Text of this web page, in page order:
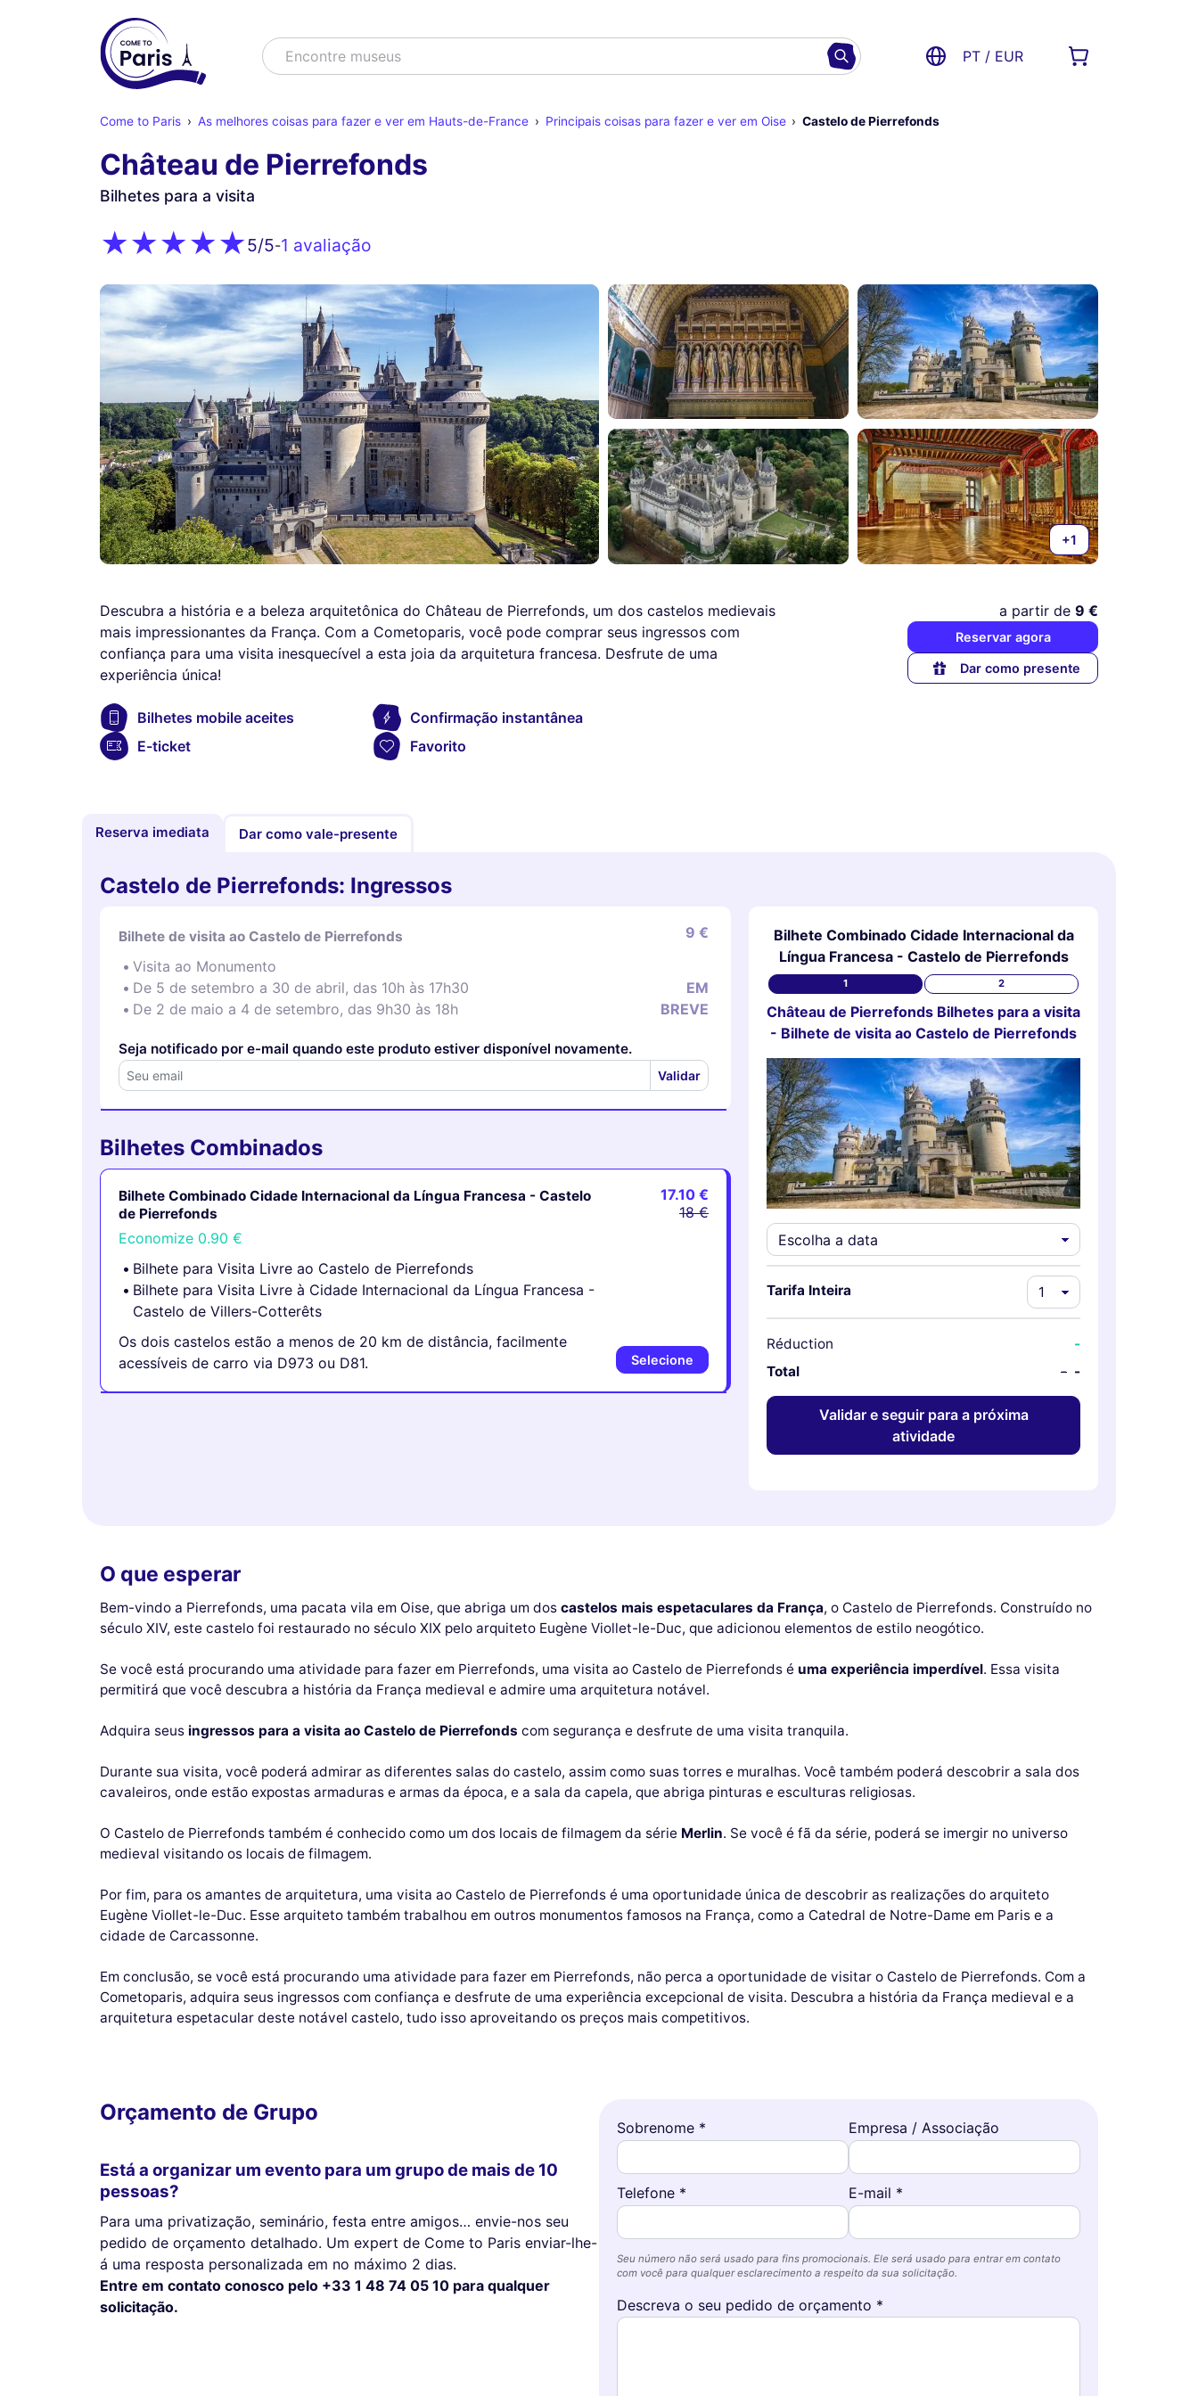
BuscarEncontre mus PT / EUR
Come to Paris As melhores coisas para fazer e ver em Hauts-de-France Principais coisas para fazer e ver em Oise Castelo de Pierrefonds
Château de Pierrefonds
Bilhetes para a visita
5/5-1 avaliação
+1
Descubra a história e a beleza arquitetônica do Château de Pierrefonds, um dos castelos medievais
mais impressionantes da França. Com a Cometoparis, você pode comprar seus ingressos com
confiança para uma visita inesquecível a esta joia da arquitetura francesa. Desfrute de uma
experiência única!
Bilhetes mobile aceites
Confirmação instantânea
E-ticket
Favorito
a partir de 9 €
Reservar agora
Dar como presente
Reserva imediata Dar como vale-presente
Castelo de Pierrefonds: Ingressos
Bilhete de visita ao Castelo de Pierrefonds
Visita ao Monumento
De 5 de setembro a 30 de abril, das 10h às 17h30
De 2 de maio a 4 de setembro, das 9h30 às 18h
9 €
EM
BREVE
Seja notificado por e-mail quando este produto estiver disponível novamente.
Validar
Bilhetes Combinados
Bilhete Combinado Cidade Internacional da Língua Francesa - Castelo
de Pierrefonds
Economize 0.90 €
Bilhete para Visita Livre ao Castelo de Pierrefonds
Bilhete para Visita Livre à Cidade Internacional da Língua Francesa -
Castelo de Villers-Cotterêts
Os dois castelos estão a menos de 20 km de distância, facilmente
acessíveis de carro via D973 ou D81.
17.10 €
18 €
Selecione
Bilhete Combinado Cidade Internacional da
Língua Francesa - Castelo de Pierrefonds
1 2
Château de Pierrefonds Bilhetes para a visita
- Bilhete de visita ao Castelo de Pierrefonds
Tarifa Inteira
Réduction
-
Total
- -
Validar e seguir para a próxima
atividade
O que esperar
Bem-vindo a Pierrefonds, uma pacata vila em Oise, que abriga um dos castelos mais espetaculares da França, o Castelo de Pierrefonds. Construído no
século XIV, este castelo foi restaurado no século XIX pelo arquiteto Eugène Viollet-le-Duc, que adicionou elementos de estilo neogótico.
Se você está procurando uma atividade para fazer em Pierrefonds, uma visita ao Castelo de Pierrefonds é uma experiência imperdível. Essa visita
permitirá que você descubra a história da França medieval e admire uma arquitetura notável.
Adquira seus ingressos para a visita ao Castelo de Pierrefonds com segurança e desfrute de uma visita tranquila.
Durante sua visita, você poderá admirar as diferentes salas do castelo, assim como suas torres e muralhas. Você também poderá descobrir a sala dos
cavaleiros, onde estão expostas armaduras e armas da época, e a sala da capela, que abriga pinturas e esculturas religiosas.
O Castelo de Pierrefonds também é conhecido como um dos locais de filmagem da série Merlin. Se você é fã da série, poderá se imergir no universo
medieval visitando os locais de filmagem.
Por fim, para os amantes de arquitetura, uma visita ao Castelo de Pierrefonds é uma oportunidade única de descobrir as realizações do arquiteto
Eugène Viollet-le-Duc. Esse arquiteto também trabalhou em outros monumentos famosos na França, como a Catedral de Notre-Dame em Paris e a
cidade de Carcassonne.
Em conclusão, se você está procurando uma atividade para fazer em Pierrefonds, não perca a oportunidade de visitar o Castelo de Pierrefonds. Com a
Cometoparis, adquira seus ingressos com confiança e desfrute de uma experiência excepcional de visita. Descubra a história da França medieval e a
arquitetura espetacular deste notável castelo, tudo isso aproveitando os preços mais competitivos.
Orçamento de Grupo
Está a organizar um evento para um grupo de mais de 10
pessoas?
Para uma privatização, seminário, festa entre amigos… envie-nos seu
pedido de orçamento detalhado. Um expert de Come to Paris enviar-lhe-
á uma resposta personalizada em no máximo 2 dias.
Entre em contato conosco pelo +33 1 48 74 05 10 para qualquer
solicitação.
Sobrenome * Empresa / Associação
Telefone * E-mail *
Seu número não será usado para fins promocionais. Ele será usado para entrar em contato
com você para qualquer esclarecimento a respeito da sua solicitação.
Descreva o seu pedido de orçamento *